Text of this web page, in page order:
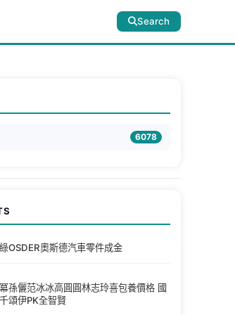
Search
6078
OSDER奧斯德汽車零件成金
孫儷范冰冰高圓圓林志玲喜包養價格 國
頌伊PK全智賢